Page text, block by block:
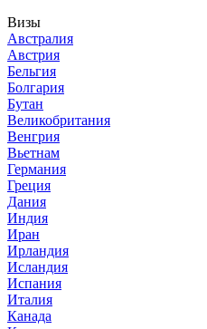
Визы
Австралия
Австрия
Бельгия
Болгария
Бутан
Великобритания
Венгрия
Вьетнам
Германия
Греция
Дания
Индия
Иран
Ирландия
Исландия
Испания
Италия
Канада